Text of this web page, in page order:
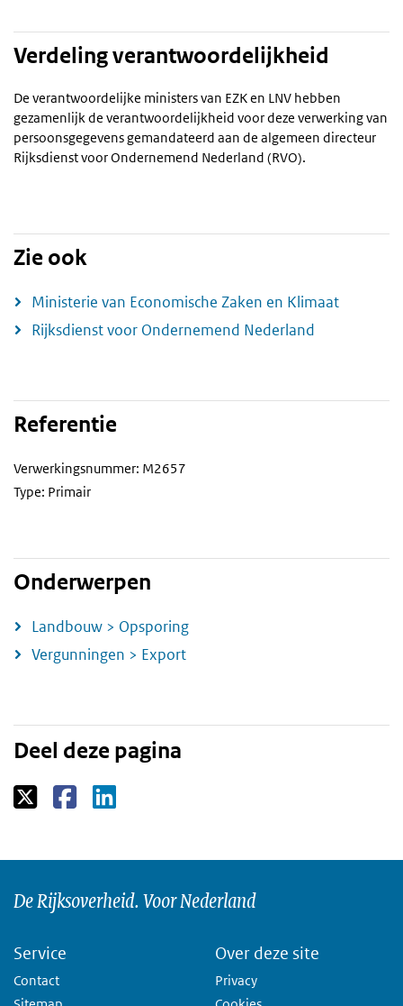
Verdeling verantwoordelijkheid
De verantwoordelijke ministers van EZK en LNV hebben
gezamenlijk de verantwoordelijkheid voor deze verwerking van
persoonsgegevens gemandateerd aan de algemeen directeur
Rijksdienst voor Ondernemend Nederland (RVO).
Zie ook
Ministerie van Economische Zaken en Klimaat
Rijksdienst voor Ondernemend Nederland
Referentie
Verwerkingsnummer: M2657
Type: Primair
Onderwerpen
Landbouw > Opsporing
Vergunningen > Export
Deel deze pagina
De Rijksoverheid. Voor Nederland
Service
Contact
Over deze site
Privacy